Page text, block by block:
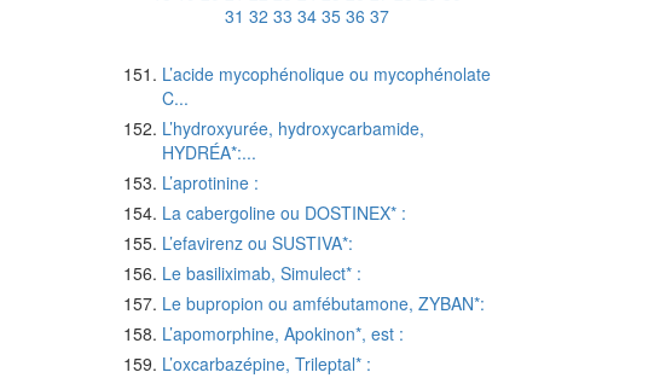
31 32 33 34 35 36 37
L’acide mycophénolique ou mycophénolate
C...
L’hydroxyurée, hydroxycarbamide,
HYDRÉA*:...
L’aprotinine :
La cabergoline ou DOSTINEX* :
L’efavirenz ou SUSTIVA*:
Le basiliximab, Simulect* :
Le bupropion ou amfébutamone, ZYBAN*:
L’apomorphine, Apokinon*, est :
L’oxcarbazépine, Trileptal* :